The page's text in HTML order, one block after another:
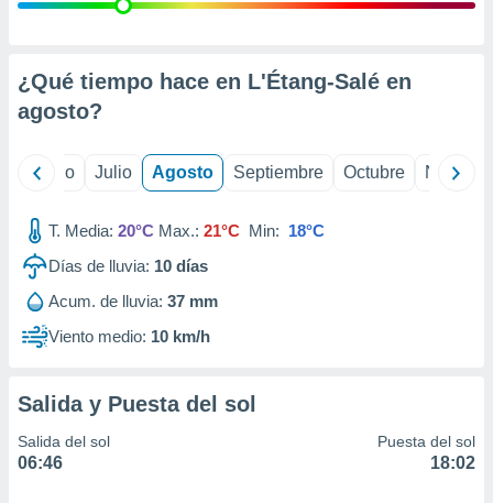
e
mediante
de
1199
¿Qué tiempo hace en L'Étang-Salé en
agosto?
Junio Julio Agosto Septiembre Octubre
T. Media: 20°C Max.: 21°C Min: 18°C
Días de lluvia: 10 días
Acum. de lluvia: 37 mm
Viento medio: 10 km/h
Salida y Puesta del sol
Salida del sol
06:46
Puesta del sol
18:02